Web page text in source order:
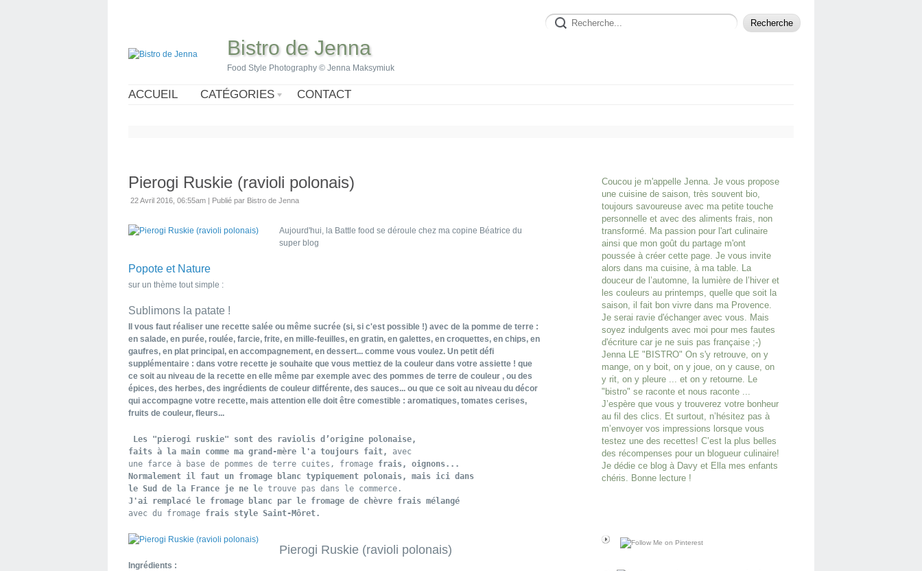
Bistro de Jenna
Food Style Photography © Jenna Maksymiuk
ACCUEIL CATÉGORIES CONTACT
Pierogi Ruskie (ravioli polonais)
22 Avril 2016, 06:55am | Publié par Bistro de Jenna
Aujourd'hui, la Battle food se déroule chez ma copine Béatrice du
super blog
Popote et Nature
sur un thème tout simple :
Sublimons la patate !
Il vous faut réaliser une recette salée ou même sucrée (si, si c'est possible !) avec de la pomme de terre :
en salade, en purée, roulée, farcie, frite, en mille-feuilles, en gratin, en galettes, en croquettes, en chips, en
gaufres, en plat principal, en accompagnement, en dessert... comme vous voulez. Un petit défi
supplémentaire : dans votre recette je souhaite que vous mettiez de la couleur dans votre assiette ! que
ce soit au niveau de la recette en elle même par exemple avec des pommes de terre de couleur , ou des
épices, des herbes, des ingrédients de couleur différente, des sauces... ou que ce soit au niveau du décor
qui accompagne votre recette, mais attention elle doit être comestible : aromatiques, tomates cerises,
fruits de couleur, fleurs...
Les "pierogi ruskie" sont des raviolis d’origine polonaise,
faits à la main comme ma grand-mère l'a toujours fait, avec
une farce à base de pommes de terre cuites, fromage frais, oignons...
Normalement il faut un fromage blanc typiquement polonais, mais ici dans
le Sud de la France je ne l
J'ai remplacé le fromage blanc par le fromage de chèvre frais mélangé
avec du fromage frais style Saint-Môret.
Pierogi Ruskie (ravioli polonais)
Ingrédients :
Coucou je m'appelle Jenna. Je vous propose
une cuisine de saison, très souvent bio,
toujours savoureuse avec ma petite touche
personnelle et avec des aliments frais, non
transformé. Ma passion pour l'art culinaire
ainsi que mon goût du partage m'ont
poussée à créer cette page. Je vous invite
alors dans ma cuisine, à ma table. La
douceur de l’automne, la lumière de l’hiver et
les couleurs au printemps, quelle que soit la
saison, il fait bon vivre dans ma Provence.
Je serai ravie d'échanger avec vous. Mais
soyez indulgents avec moi pour mes fautes
d'écriture car je ne suis pas française ;-)
Jenna LE "BISTRO" On s'y retrouve, on y
mange, on y boit, on y joue, on y cause, on
y rit, on y pleure ... et on y retourne. Le
"bistro" se raconte et nous raconte ...
J’espère que vous y trouverez votre bonheur
au fil des clics. Et surtout, n’hésitez pas à
m’envoyer vos impressions lorsque vous
testez une des recettes! C’est la plus belles
des récompenses pour un blogueur culinaire!
Je dédie ce blog à Davy et Ella mes enfants
chéris. Bonne lecture !